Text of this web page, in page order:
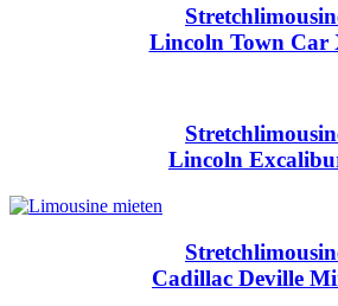
Lincoln Town Car
Lincoln
Cadillac Deville